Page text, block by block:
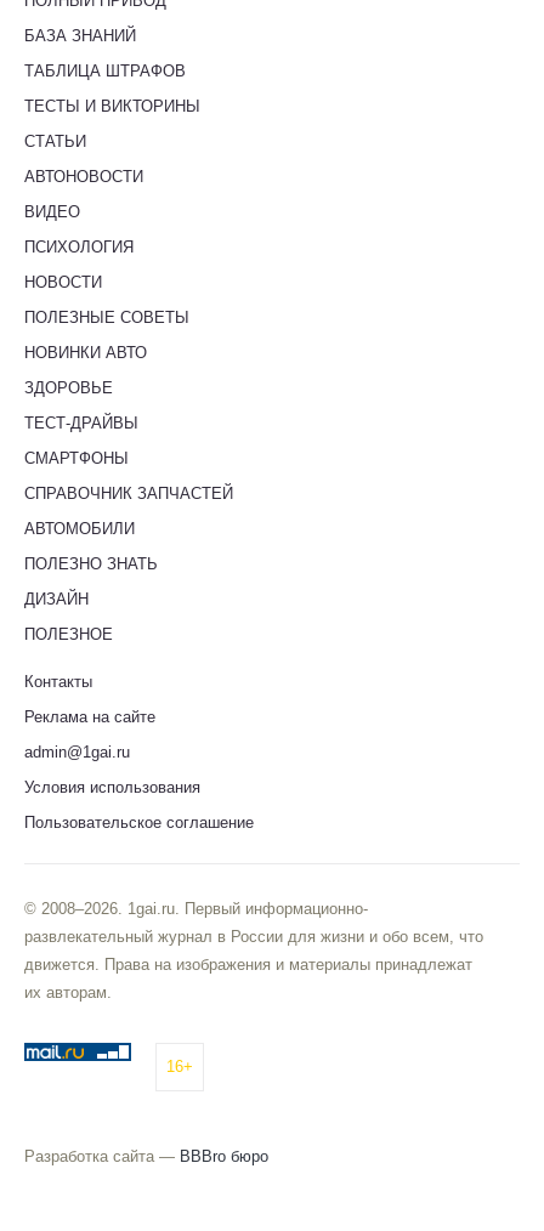
БАЗА ЗНАНИЙ
ТАБЛИЦА ШТРАФОВ
ТЕСТЫ И ВИКТОРИНЫ
СТАТЬИ
АВТОНОВОСТИ
ВИДЕО
ПСИХОЛОГИЯ
НОВОСТИ
ПОЛЕЗНЫЕ СОВЕТЫ
НОВИНКИ АВТО
ЗДОРОВЬЕ
ТЕСТ-ДРАЙВЫ
СМАРТФОНЫ
СПРАВОЧНИК ЗАПЧАСТЕЙ
АВТОМОБИЛИ
ПОЛЕЗНО ЗНАТЬ
ДИЗАЙН
ПОЛЕЗНОЕ
Контакты
Реклама на сайте
admin@1gai.ru
Условия использования
Пользовательское соглашение
© 2008–2026. 1gai.ru. Первый информационно-
развлекательный журнал в России для жизни и обо всем, что
движется. Права на изображения и материалы принадлежат
их авторам.
16+
Разработка сайта — BBBro бюро